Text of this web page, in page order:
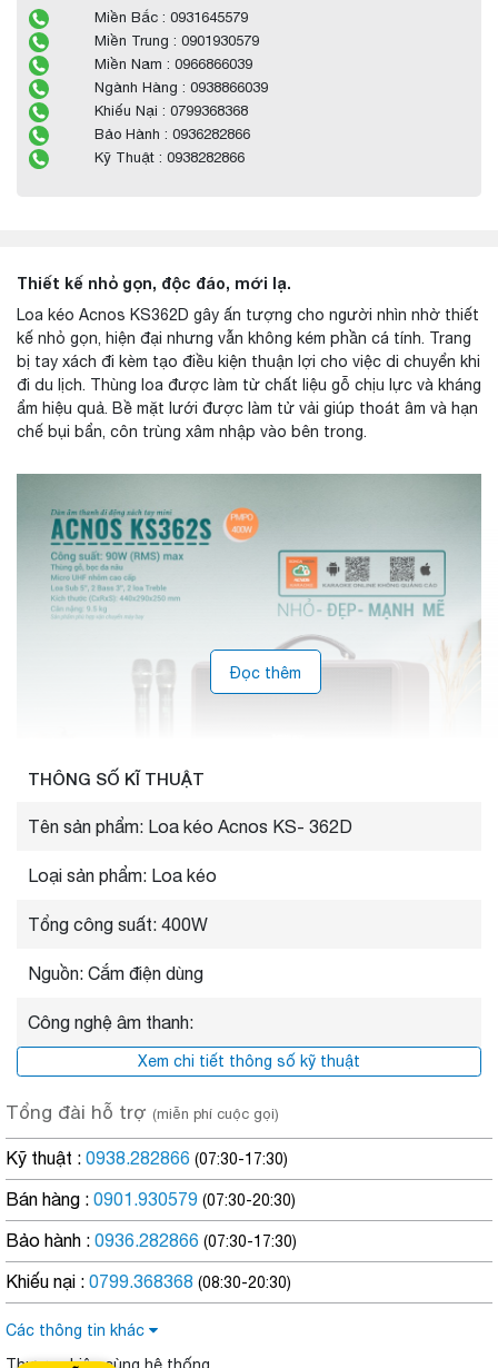
Miền Bắc : 0931645579
Miền Trung : 0901930579
Miền Nam : 0966866039
Ngành Hàng : 0938866039
Khiếu Nại : 0799368368
Bảo Hành : 0936282866
Kỹ Thuật : 0938282866
Đọc thêm
Thiết kế nhỏ gọn, độc đáo, mới lạ.
Loa kéo Acnos KS362D gây ấn tượng cho người nhìn nhờ thiết
kế nhỏ gọn, hiện đại nhưng vẫn không kém phần cá tính. Trang
bị tay xách đi kèm tạo điều kiện thuận lợi cho việc di chuyển khi
đi du lịch. Thùng loa được làm từ chất liệu gỗ chịu lực và kháng
ẩm hiệu quả. Bề mặt lưới được làm tử vải giúp thoát âm và hạn
chế bụi bẩn, côn trùng xâm nhập vào bên trong.
Hệ thống âm thanh chất lượng
2 loa Tweeter + công suất âm thanh RMS 100W và công suất
trữ tình, sôi động, remix, bolero. Cho bạn trải nghiệm chất âm
tích hợp thêm vang số cho chất âm trầm mạnh mẽ, bay bổng.
THÔNG SỐ KĨ THUẬT
Tên sản phẩm: Loa kéo Acnos KS- 362D
Loại sản phẩm: Loa kéo
Tổng công suất: 400W
Nguồn: Cắm điện dùng
Công nghệ âm thanh:
Xem chi tiết thông số kỹ thuật
Tổng đài hỗ trợ (miễn phí cuộc gọi)
Kỹ thuật : 0938.282866 (07:30-17:30)
Bán hàng : 0901.930579 (07:30-20:30)
Bảo hành : 0936.282866 (07:30-17:30)
Khiếu nại : 0799.368368 (08:30-20:30)
Các thông tin khác